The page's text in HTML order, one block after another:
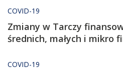
COVID-19
Zmiany w Tarczy
średnich, małych i mikro
COVID-19